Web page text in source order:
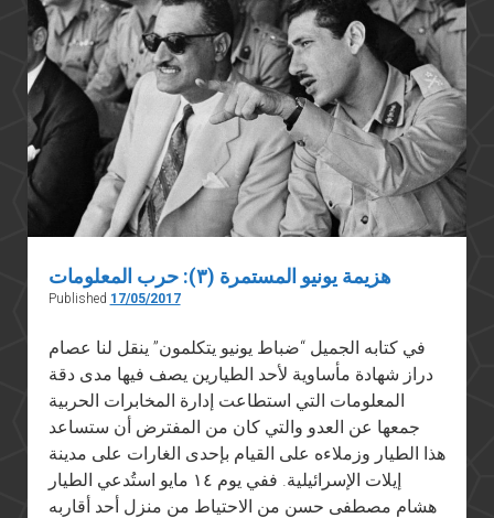
عنب
وبصل:
عبد
الحكيم
عامر
وقرار
الانسحاب
هزيمة يونيو المستمرة (٣): حرب المعلومات
Published 17/05/2017
في كتابه الجميل “ضباط يونيو يتكلمون” ينقل لنا عصام
دراز شهادة مأساوية لأحد الطيارين يصف فيها مدى دقة
المعلومات التي استطاعت إدارة المخابرات الحربية
جمعها عن العدو والتي كان من المفترض أن ستساعد
هذا الطيار وزملاءه على القيام بإحدى الغارات على مدينة
إيلات الإسرائيلية. ففي يوم ١٤ مايو استُدعي الطيار
هشام مصطفى حسن من الاحتياط من منزل أحد أقاربه